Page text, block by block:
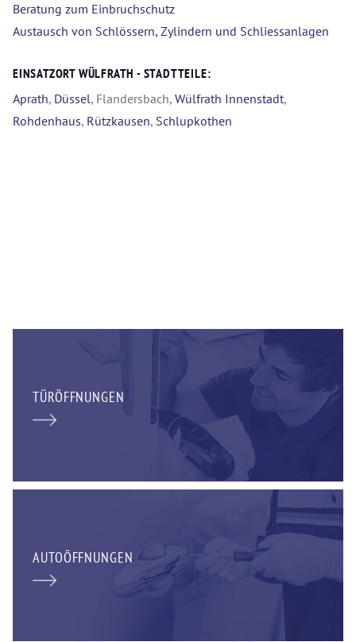
Beratung zum Einbruchschutz
Austausch von Schlössern, Zylindern und Schliessanlagen
EINSATZORT WÜLFRATH - STADTTEILE:
Aprath, Düssel, Flandersbach, Wülfrath Innenstadt,
Rohdenhaus, Rützkausen, Schlupkothen
TÜRÖFFNUNGEN
AUTOÖFFNUNGEN